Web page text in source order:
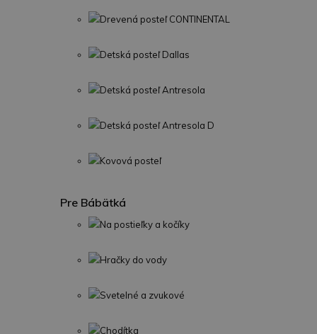
Drevená posteľ CONTINENTAL
Detská posteľ Dallas
Detská posteľ Antresola
Detská posteľ Antresola D
Kovová posteľ
Pre Bábätká
Na postieľky a kočíky
Hračky do vody
Svetelné a zvukové
Chodítka